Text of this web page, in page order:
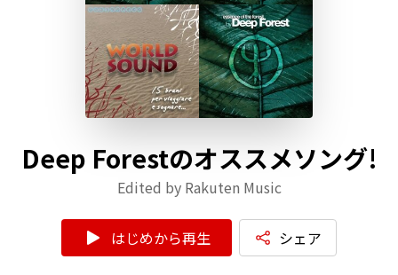
Deep Forestのオススメソング!
Edited by Rakuten Music
はじめから再生 シェア